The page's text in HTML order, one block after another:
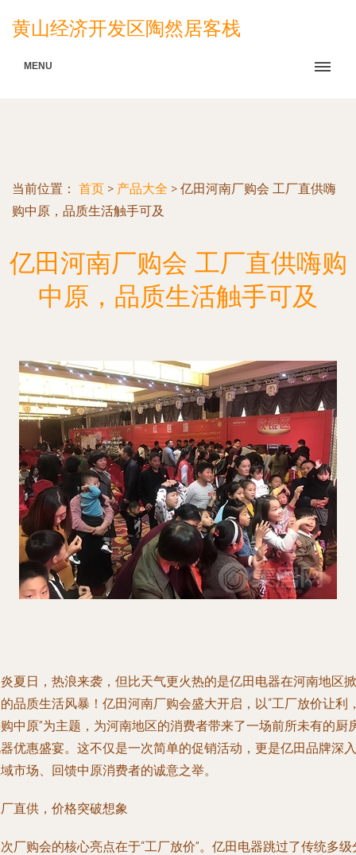
黄山经济开发区陶然居客栈
MENU
当前位置： 首页 > 产品大全 > 亿田河南厂购会 工厂直供嗨
购中原，品质生活触手可及
亿田河南厂购会 工厂直供嗨购
中原，品质生活触手可及
夏日，热浪来袭，但比天气更火热的是亿田电器在河南地区掀
品质生活风暴！亿田河南厂购会盛大开启，以“工厂放价让利
中原”为主题，为河南地区的消费者带来了一场前所未有的厨
优惠盛宴。这不仅是一次简单的促销活动，更是亿田品牌深入
市场、回馈中原消费者的诚意之举。
直供，价格突破想象
厂购会的核心亮点在于“工厂放价”。亿田电器跳过了传统多级